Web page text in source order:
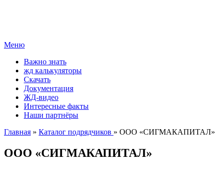
Меню
Важно знать
жд калькуляторы
Скачать
Документация
ЖД-видео
Интересные факты
Наши партнёры
Главная » Каталог подрядчиков » ООО «СИГМАКАПИТАЛ»
ООО «СИГМАКАПИТАЛ»